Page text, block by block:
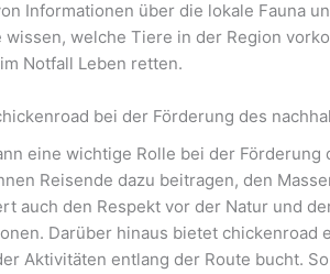
Informationen über die lokale Fauna
welche Tiere in der Region
Notfall Leben retten.
bei der Förderung des
eine wichtige Rolle bei der
Reisende dazu beitragen, den
auch den Respekt vor der Natur und
Darüber hinaus bietet
Aktivitäten entlang der Route bucht.